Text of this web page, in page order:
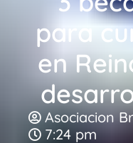
para
en
Asociacion
7:24 pm